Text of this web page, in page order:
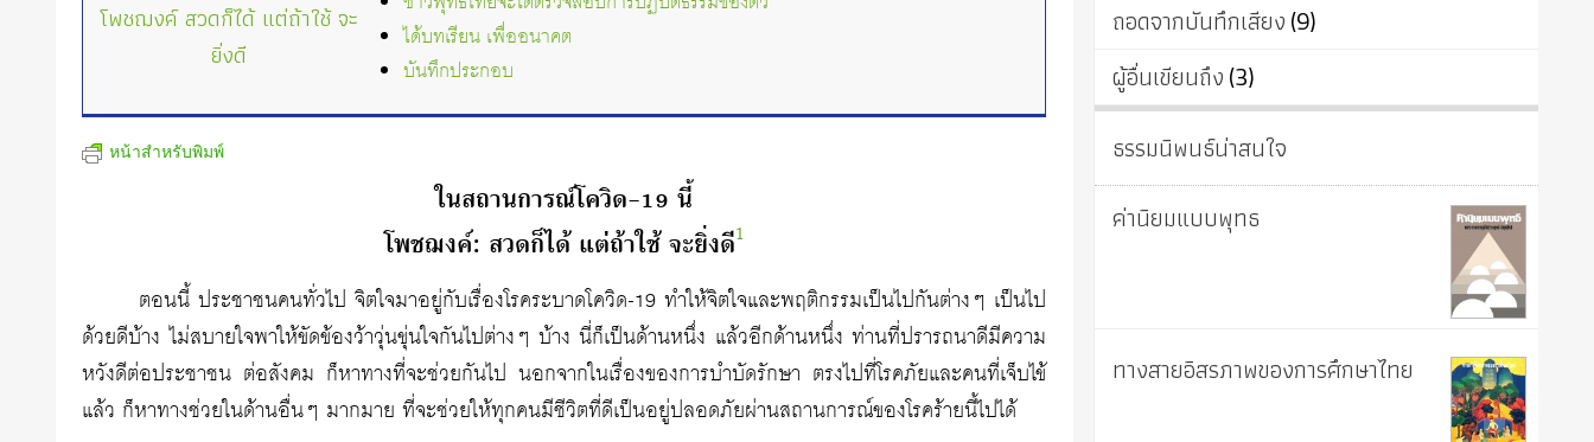
โพชฌงค์ สวดก็ได้ แต่ถ้าใช้ จะ
ยิ่งดี
ได้บทเรียน เพื่ออนาคต
บันทึกประกอบ
หน้าสำหรับพิมพ์
ในสถานการณ์โควิด-19 นี้
โพชฌงค์: สวดก็ได้ แต่ถ้าใช้ จะยิ่งดี1
ตอนนี้ ประชาชนคนทั่วไป จิตใจมาอยู่กับเรื่องโรคระบาดโควิด-19 ทำให้จิตใจและพฤติกรรมเป็นไปกันต่างๆ เป็นไป
ด้วยดีบ้าง ไม่สบายใจพาให้ขัดข้องว้าวุ่นขุ่นใจกันไปต่างๆ บ้าง นี่ก็เป็นด้านหนึ่ง แล้วอีกด้านหนึ่ง ท่านที่ปรารถนาดีมีความ
หวังดีต่อประชาชน ต่อสังคม ก็หาทางที่จะช่วยกันไป นอกจากในเรื่องของการบำบัดรักษา ตรงไปที่โรคภัยและคนที่เจ็บไข้
แล้ว ก็หาทางช่วยในด้านอื่นๆ มากมาย ที่จะช่วยให้ทุกคนมีชีวิตที่ดีเป็นอยู่ปลอดภัยผ่านสถานการณ์ของโรคร้ายนี้ไปได้
ถอดจากบันทึกเสียง(9)
ผู้อื่นเขียนถึง(3)
ธรรมนิพนธ์น่าสนใจ
ค่านิยมแบบพุทธ
ทางสายอิสรภาพของการศึกษาไทย